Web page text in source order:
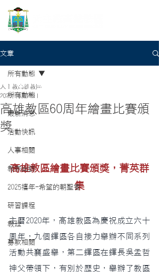
文章
所有動態
最新消息
活動快訊
人事相關
教宗出訪
2025禧年-希望的朝聖者
研習課程
教廷
募款相關
所有動態
高雄教區60周年繪畫比賽頒
獎
天主教高雄教區
2020年8月24日
高雄教區繪畫比賽頒獎，菁英群
集
主曆2020年，高雄教區為慶祝成立六十
周年，九個鐸區各自接力舉辦不同系列
活動共襄盛舉，第二鐸區在鐸長吳孟哲
神父帶領下，有別於歷史，舉辦了教區